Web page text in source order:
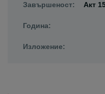
Завършеност: Акт
Година:
Изложение: